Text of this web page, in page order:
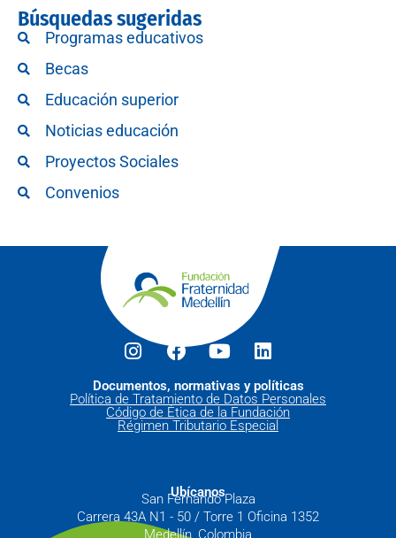
Búsquedas sugeridas
Programas educativos
Becas
Educación superior
Noticias educación
Proyectos Sociales
Convenios
Documentos, normativas y políticas
Política de Tratamiento de Datos Personales
Código de Ética de la Fundación
Régimen Tributario Especial
Ubícanos
San Fernando Plaza
Carrera 43A N1 - 50 / Torre 1 Oficina 1352
Medellín, Colombia